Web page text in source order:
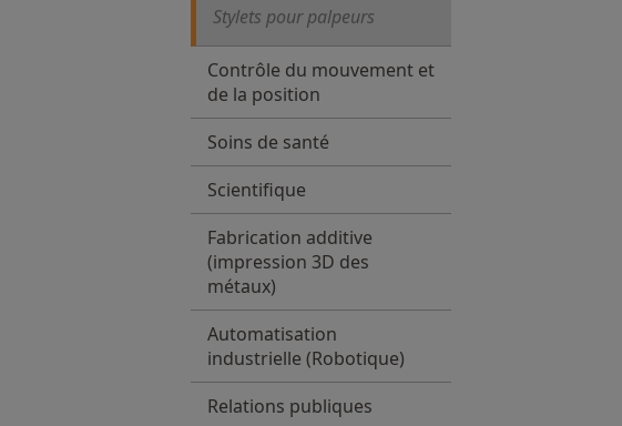
Stylets pour palpeurs
Contrôle du mouvement et
de la position
Soins de santé
Scientifique
Fabrication additive
(impression 3D des
métaux)
Automatisation
industrielle (Robotique)
Relations publiques